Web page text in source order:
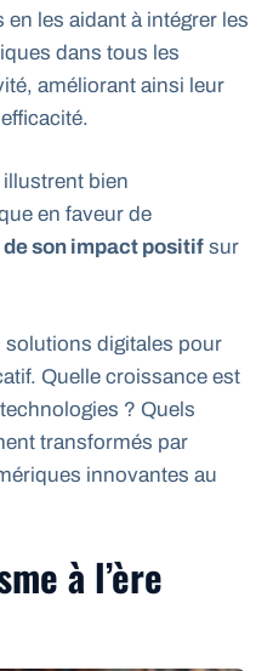
les aidant à intégrer les
dans tous les
améliorant ainsi leur
bien
en faveur de
son impact positif sur
solutions digitales pour
Quelle croissance est
? Quels
transformés par
innovantes au
à l’ère